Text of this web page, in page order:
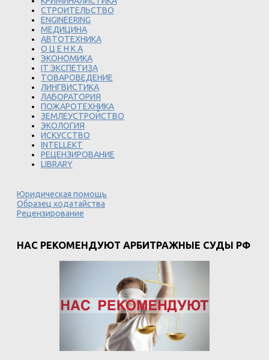
СТРОИТЕЛЬСТВО
ENGINEERING
МЕДИЦИНА
АВТОТЕХНИКА
О Ц Е Н К А
ЭКОНОМИКА
IT ЭКСПЕТИЗА
ТОВАРОВЕДЕНИЕ
ЛИНГВИСТИКА
ЛАБОРАТОРИЯ
ПОЖАРОТЕХНИКА
ЗЕМЛЕУСТРОЙСТВО
ЭКОЛОГИЯ
ИСКУССТВО
INTELLEKT
РЕЦЕНЗИРОВАНИЕ
LIBRARY
Юридическая помощь
Образец ходатайства
Рецензирование
НАС РЕКОМЕНДУЮТ АРБИТРАЖНЫЕ СУДЫ РФ